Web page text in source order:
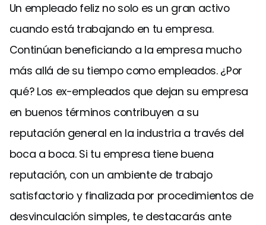
Un empleado feliz no solo es un gran activo
cuando está trabajando en tu empresa.
Continúan beneficiando a la empresa mucho
más allá de su tiempo como empleados. ¿Por
qué? Los ex-empleados que dejan su empresa
en buenos términos contribuyen a su
reputación general en la industria a través del
boca a boca. Si tu empresa tiene buena
reputación, con un ambiente de trabajo
satisfactorio y finalizada por procedimientos de
desvinculación simples, te destacarás ante